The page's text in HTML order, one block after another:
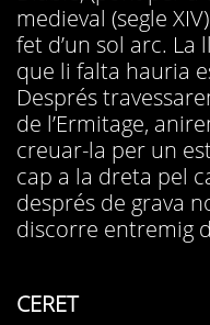
medieval (segle
fet d’un sol arc.
que li falta hauria
Després
de l’Ermitage,
creuar-la per un
cap a la dreta pel
després de grava
discorre entremig
CERET